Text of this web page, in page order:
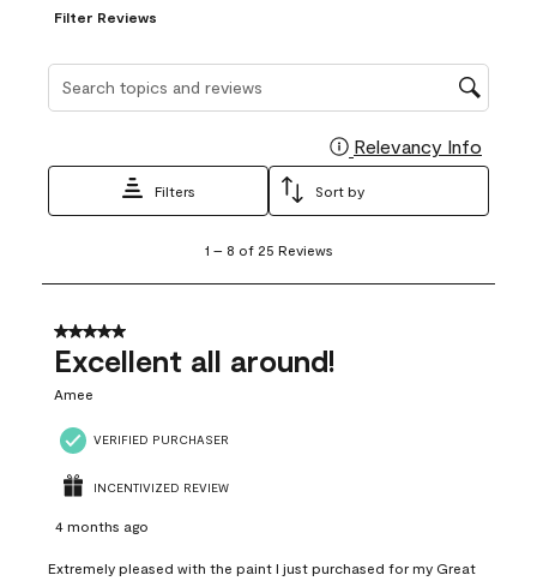
Filter Reviews
Relevancy Info
Filters Sort by
8
25
Reviews
1 – 8 of 25 Reviews
5 out of 5 stars.
Excellent all around!
Amee
VERIFIED PURCHASER
INCENTIVIZED REVIEW
4 months ago
Extremely pleased with the paint I just purchased for my Great